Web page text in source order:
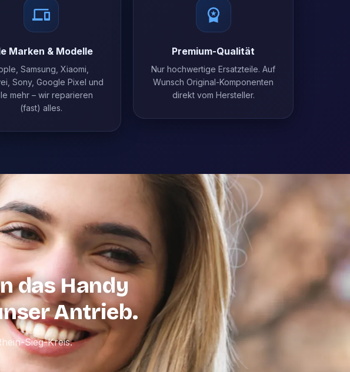
Marken & Modelle
Samsung, Xiaomi,
Sony, Google Pixel und
mehr – wir reparieren
(fast) alles.
Premium-Qualität
Nur hochwertige Ersatzteile. Auf
Wunsch Original-Komponenten
direkt vom Hersteller.
das Handy
Antrieb.
Sieg-Kreis.